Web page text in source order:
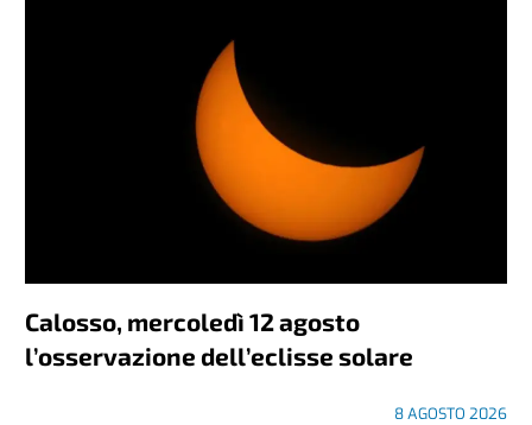
Calosso, mercoledì 12 agosto
l’osservazione dell’eclisse solare
8 AGOSTO 2026